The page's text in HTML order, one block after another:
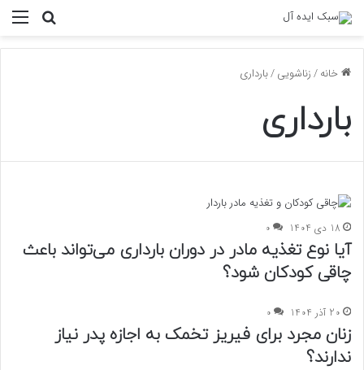
خانه/زناشویی/بارداری
بارداری
18 دی 1404 0
آیا نوع تغذیه مادر در دوران بارداری می‌تواند باعث
چاقی کودکان شود؟
20 آذر 1404 0
زنان مجرد برای فیریز تخمک به اجازه پدر نیاز
ندارند؟